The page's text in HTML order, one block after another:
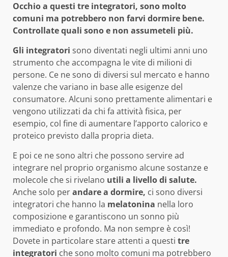
Occhio a questi tre integratori, sono molto
comuni ma potrebbero non farvi dormire bene.
Controllate quali sono e non assumeteli più.
Gli integratori sono diventati negli ultimi anni uno
strumento che accompagna le vite di milioni di
persone. Ce ne sono di diversi sul mercato e hanno
valenze che variano in base alle esigenze del
consumatore. Alcuni sono prettamente alimentari e
vengono utilizzati da chi fa attività fisica, per
esempio, col fine di aumentare l’apporto calorico e
proteico previsto dalla propria dieta.
E poi ce ne sono altri che possono servire ad
integrare nel proprio organismo alcune sostanze e
molecole che si rivelano utili a livello di salute.
Anche solo perandare a dormire, ci sono diversi
integratori che hanno la melatonina nella loro
composizione e garantiscono un sonno più
immediato e profondo. Ma non sempre è così!
Dovete in particolare stare attenti a questi tre
integratori che sono molto comuni ma potrebbero